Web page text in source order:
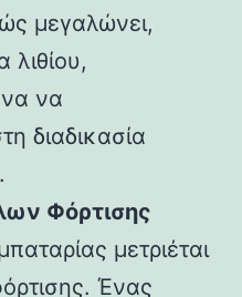
μεγαλώνει,
λιθίου,
να
διαδικασία
Φόρτισης
μετριέται
Ένας